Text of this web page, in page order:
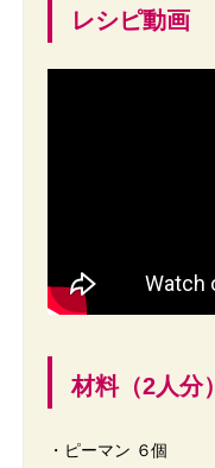
レシピ動画
材料（2人分）
・ピーマン ６個